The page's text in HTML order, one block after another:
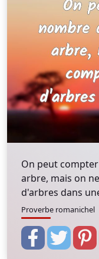
On peut
arbre, mais on
d'arbres dans
Proverbe romanichel